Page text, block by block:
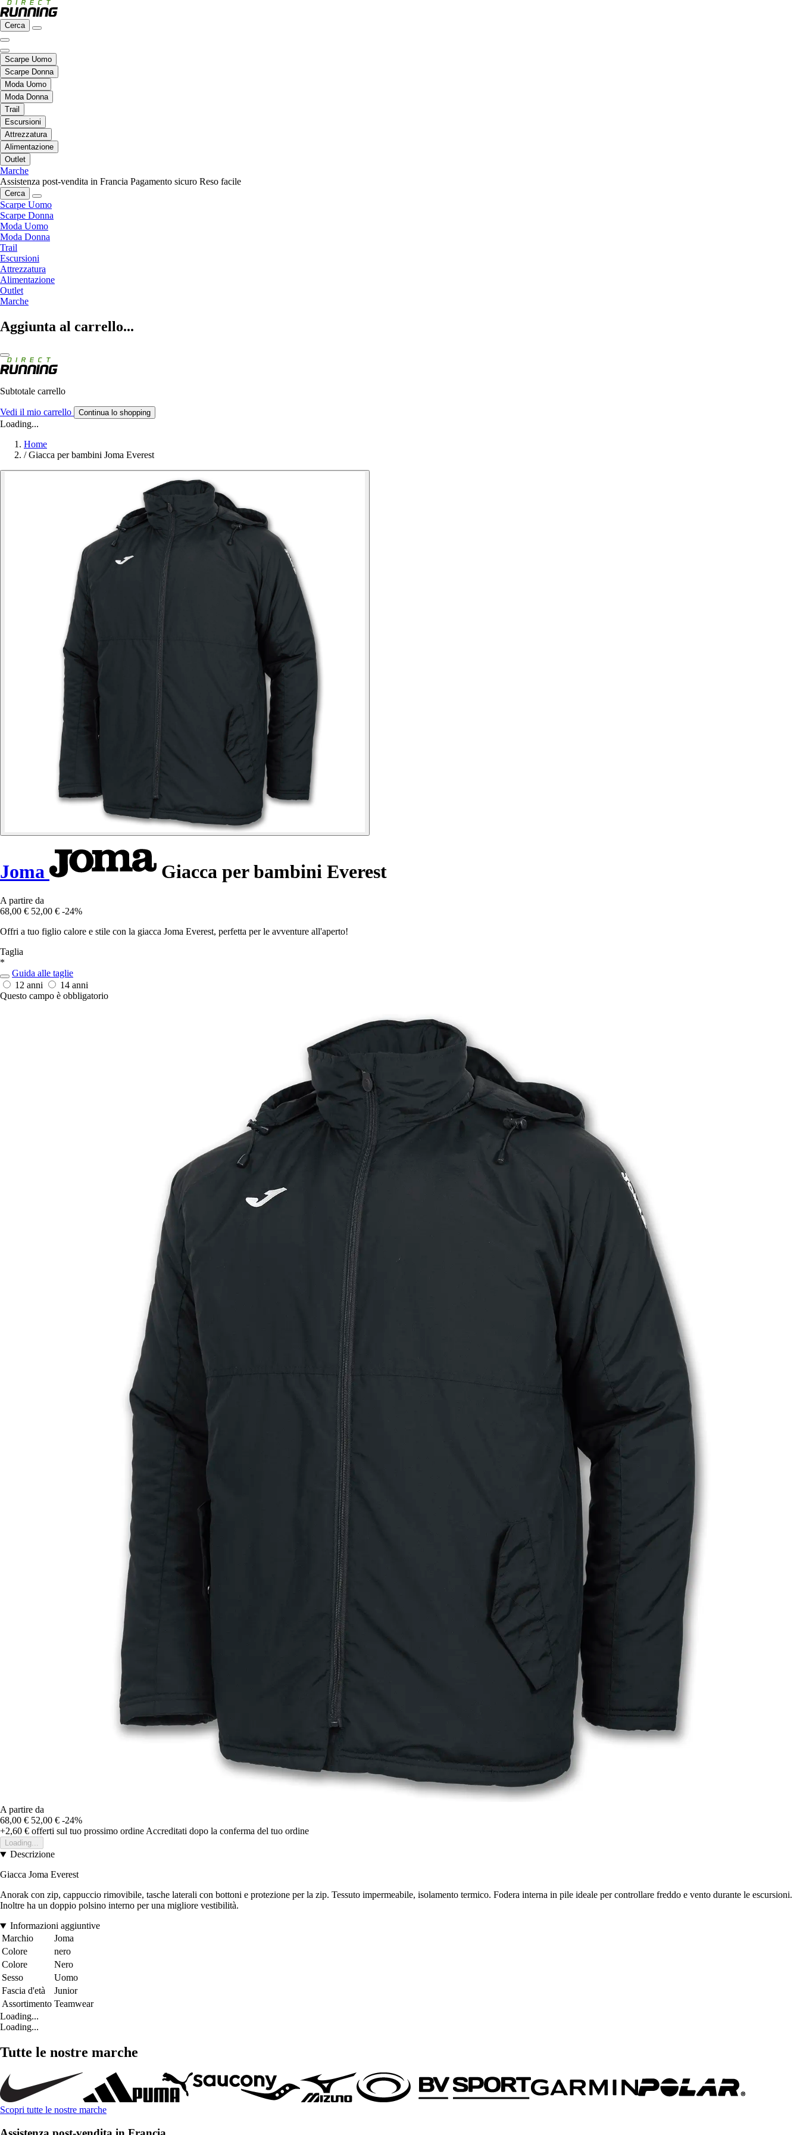
Cerca
Scarpe Uomo
Scarpe Donna
Moda Uomo
Moda Donna
Trail
Escursioni
Attrezzatura
Alimentazione
Outlet
Marche
Assistenza post-vendita in Francia Pagamento sicuro Reso facile
Cerca
Scarpe Uomo
Scarpe Donna
Moda Uomo
Moda Donna
Trail
Escursioni
Attrezzatura
Alimentazione
Outlet
Marche
Aggiunta al carrello...
Subtotale carrello
Vedi il mio carrello Continua lo shopping
Loading...
Home
/ Giacca per bambini Joma Everest
Joma Giacca per bambini Everest
A partire da
68,00 € 52,00 € -24%
Offri a tuo figlio calore e stile con la giacca Joma Everest, perfetta per le avventure all'aperto!
Taglia
*
Guida alle taglie
12 anni
14 anni
Questo campo è obbligatorio
A partire da
68,00 € 52,00 € -24%
+2,60 € offerti sul tuo prossimo ordineAccreditati dopo la conferma del tuo ordine
Loading...
Descrizione
Giacca Joma Everest
Anorak con zip, cappuccio rimovibile, tasche laterali con bottoni e protezione per la zip. Tessuto impermeabile, isolamento termico. Fodera interna in pile ideale per controllare freddo e vento durante le escursioni.
Inoltre ha un doppio polsino interno per una migliore vestibilità.
Informazioni aggiuntive
Marchio
Joma
Colore
nero
Colore
Nero
Sesso
Uomo
Fascia d'età
Junior
Assortimento Teamwear
Loading...
Loading...
Tutte le nostre marche
Scopri tutte le nostre marche